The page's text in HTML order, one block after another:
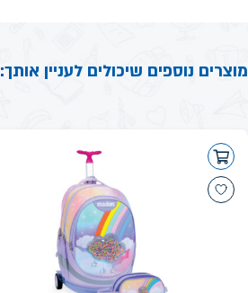
מוצרים נוספים שיכולים לעניין אותך: